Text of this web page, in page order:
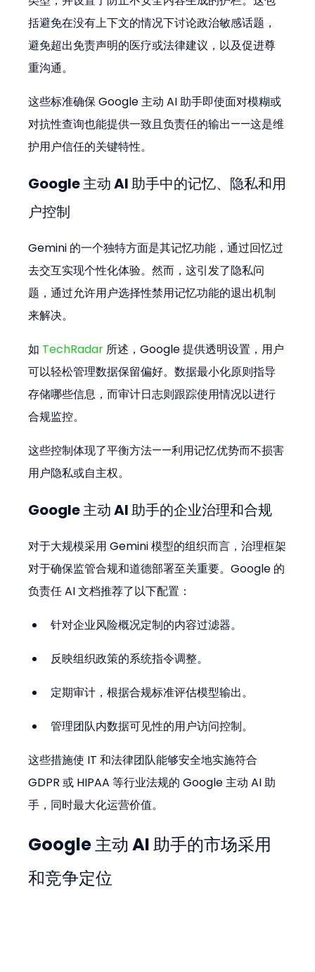
括避免在没有上下文的情况下讨论政治敏感话题，
避免超出免责声明的医疗或法律建议，以及促进尊
重沟通。
这些标准确保 Google 主动 AI 助手即使面对模糊或
对抗性查询也能提供一致且负责任的输出——这是维
护用户信任的关键特性。
Google 主动 AI 助手中的记忆、隐私和用
户控制
Gemini 的一个独特方面是其记忆功能，通过回忆过
去交互实现个性化体验。然而，这引发了隐私问
题，通过允许用户选择性禁用记忆功能的退出机制
来解决。
如 TechRadar 所述，Google 提供透明设置，用户
可以轻松管理数据保留偏好。数据最小化原则指导
存储哪些信息，而审计日志则跟踪使用情况以进行
合规监控。
这些控制体现了平衡方法——利用记忆优势而不损害
用户隐私或自主权。
Google 主动 AI 助手的企业治理和合规
对于大规模采用 Gemini 模型的组织而言，治理框架
对于确保监管合规和道德部署至关重要。Google 的
负责任 AI 文档推荐了以下配置：
针对企业风险概况定制的内容过滤器。
反映组织政策的系统指令调整。
定期审计，根据合规标准评估模型输出。
管理团队内数据可见性的用户访问控制。
这些措施使 IT 和法律团队能够安全地实施符合
GDPR 或 HIPAA 等行业法规的 Google 主动 AI 助
手，同时最大化运营价值。
Google 主动 AI 助手的市场采用
和竞争定位